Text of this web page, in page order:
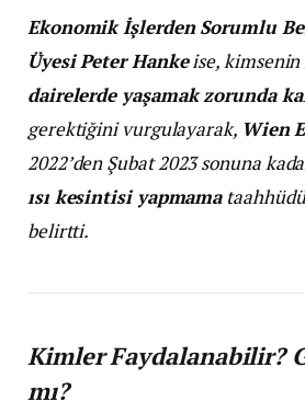
Ekonomik İşlerden Sorumlu
Üyesi Peter Hankeise, kimsenin
dairelerde yaşamak zorunda
gerektiğini vurgulayarak, Wien
2022’den Şubat 2023 sonuna
ısı kesintisi yapmama
belirtti.
Kimler Faydalanabilir?
mı?